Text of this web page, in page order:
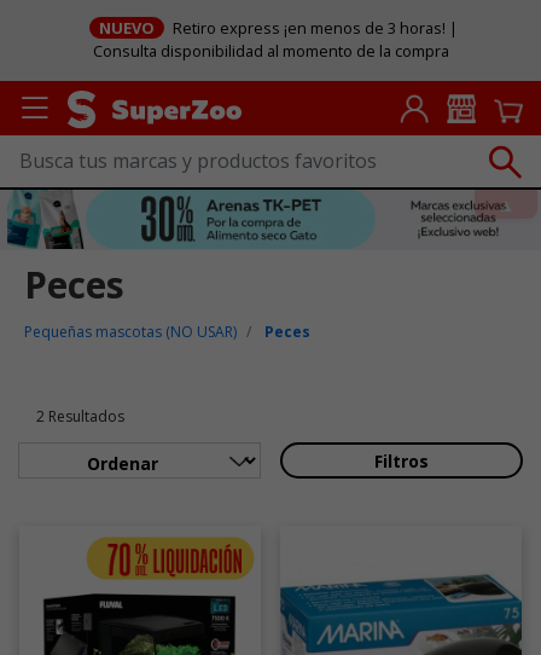
NUEVO
Retiro express ¡en menos de 3 horas! |
Consulta disponibilidad al momento de la compra
Peces
Pequeñas mascotas (NO USAR) Peces
2 Resultados
Filtros